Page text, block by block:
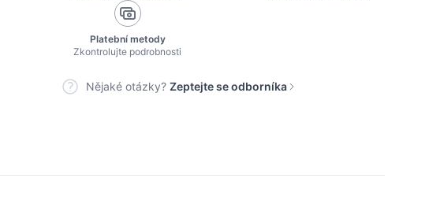
Platební metody
Zkontrolujte podrobnosti
Nějaké otázky? Zeptejte se odborníka